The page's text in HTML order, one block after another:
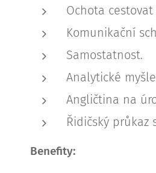
Ochota
Komunikační
Samostatnost.
Analytické
Angličtina na
Řidičský průkaz
Benefity: